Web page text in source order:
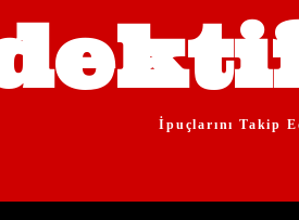
İpuçlarını Takip